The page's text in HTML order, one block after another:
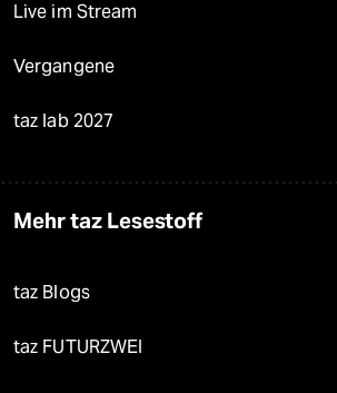
Live im Stream
Vergangene
taz lab 2027
Mehr taz Lesestoff
taz Blogs
taz FUTURZWEI